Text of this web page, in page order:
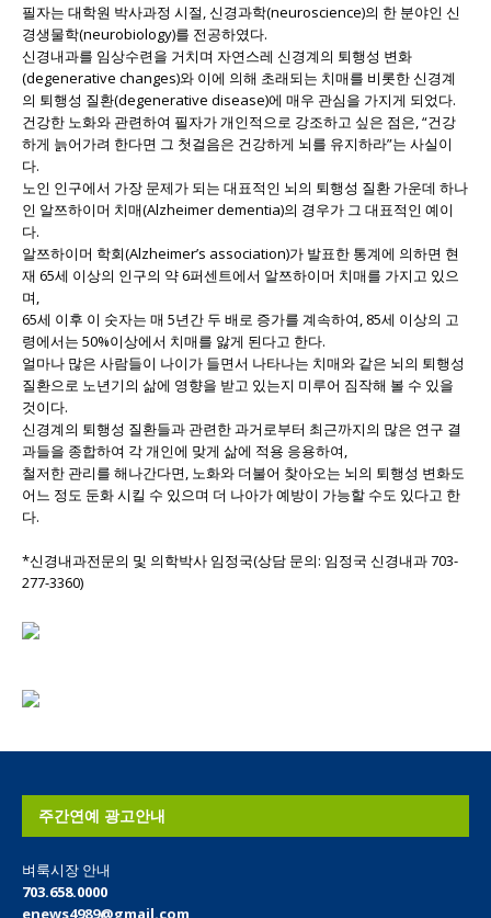
필자는 대학원 박사과정 시절, 신경과학(neuroscience)의 한 분야인 신
경생물학(neurobiology)를 전공하였다.
신경내과를 임상수련을 거치며 자연스레 신경계의 퇴행성 변화
(degenerative changes)와 이에 의해 초래되는 치매를 비롯한 신경계
의 퇴행성 질환(degenerative disease)에 매우 관심을 가지게 되었다.
건강한 노화와 관련하여 필자가 개인적으로 강조하고 싶은 점은, “건강
하게 늙어가려 한다면 그 첫걸음은 건강하게 뇌를 유지하라”는 사실이
다.
노인 인구에서 가장 문제가 되는 대표적인 뇌의 퇴행성 질환 가운데 하나
인 알쯔하이머 치매(Alzheimer dementia)의 경우가 그 대표적인 예이
다.
알쯔하이머 학회(Alzheimer’s association)가 발표한 통계에 의하면 현
재 65세 이상의 인구의 약 6퍼센트에서 알쯔하이머 치매를 가지고 있으
며,
65세 이후 이 숫자는 매 5년간 두 배로 증가를 계속하여, 85세 이상의 고
령에서는 50%이상에서 치매를 앓게 된다고 한다.
얼마나 많은 사람들이 나이가 들면서 나타나는 치매와 같은 뇌의 퇴행성
질환으로 노년기의 삶에 영향을 받고 있는지 미루어 짐작해 볼 수 있을
것이다.
신경계의 퇴행성 질환들과 관련한 과거로부터 최근까지의 많은 연구 결
과들을 종합하여 각 개인에 맞게 삶에 적용 응용하여,
철저한 관리를 해나간다면, 노화와 더불어 찾아오는 뇌의 퇴행성 변화도
어느 정도 둔화 시킬 수 있으며 더 나아가 예방이 가능할 수도 있다고 한
다.
*신경내과전문의 및 의학박사 임정국(상담 문의: 임정국 신경내과 703-
277-3360)
주간연예 광고안내
벼룩시장 안내
703.658.0000
enews4989@gmail.com